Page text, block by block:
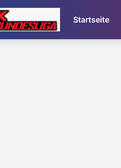
Startseite